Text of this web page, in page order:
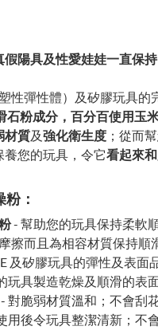
陽具及性愛娃娃一直保
性彈性體）及矽膠玩具的
石粉成分，百分百使用玉
材質及強化衛生度 ；從而
您的玩具，令它看起來
：
- 幫助您的玩具保持柔軟
擦而且為相容材質保持順
及矽膠玩具的彈性及表面
玩具製造乾燥及順滑的表
- 對脆弱材質溫和；不會刮
用後令玩具整潔清新；不